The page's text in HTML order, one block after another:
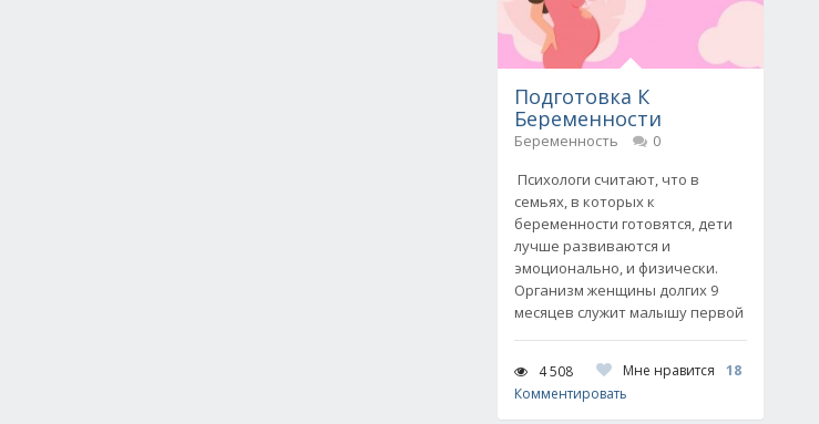
Подготовка К
Беременности
Беременность
0
Психологи считают, что в
семьях, в которых к
беременности готовятся, дети
лучше развиваются и
эмоционально, и физически.
Организм женщины долгих 9
месяцев служит малышу первой
4 508 Мне нравится
18
Комментировать